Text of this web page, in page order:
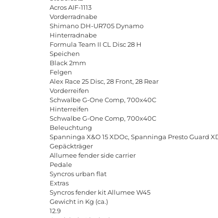
Acros AIF-1113
Vorderradnabe
Shimano DH-UR705 Dynamo
Hinterradnabe
Formula Team II CL Disc 28 H
Speichen
Black 2mm
Felgen
Alex Race 25 Disc, 28 Front, 28 Rear
Vorderreifen
Schwalbe G-One Comp, 700x40C
Hinterreifen
Schwalbe G-One Comp, 700x40C
Beleuchtung
Spanninga X&O 15 XDOc, Spanninga Presto Guard
Gepäckträger
Allumee fender side carrier
Pedale
Syncros urban flat
Extras
Syncros fender kit Allumee W45
Gewicht in Kg (ca.)
12.9